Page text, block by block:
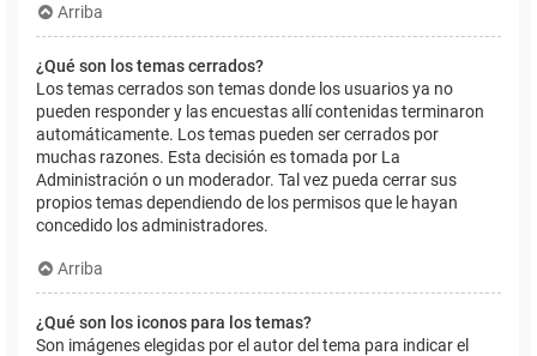
Arriba
¿Qué son los temas cerrados?
Los temas cerrados son temas donde los usuarios ya no
pueden responder y las encuestas allí contenidas terminaron
automáticamente. Los temas pueden ser cerrados por
muchas razones. Esta decisión es tomada por La
Administración o un moderador. Tal vez pueda cerrar sus
propios temas dependiendo de los permisos que le hayan
concedido los administradores.
Arriba
¿Qué son los iconos para los temas?
Son imágenes elegidas por el autor del tema para indicar el